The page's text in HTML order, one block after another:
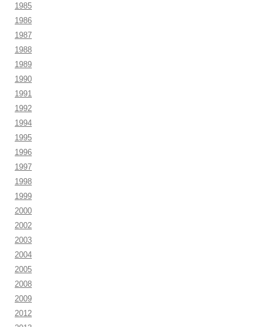
1985
1986
1987
1988
1989
1990
1991
1992
1994
1995
1996
1997
1998
1999
2000
2002
2003
2004
2005
2008
2009
2012